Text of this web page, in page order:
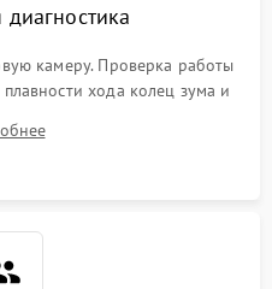
камеру. Проверка работы
хода колец зума и
линз на наличие царапин,
контактов байонета.